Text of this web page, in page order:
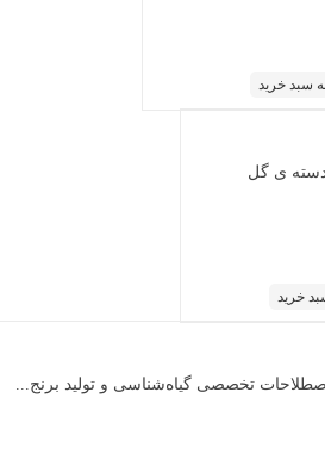
خرید
ی گل
تخصصی گیاه‌شناسی و تولید برنج...